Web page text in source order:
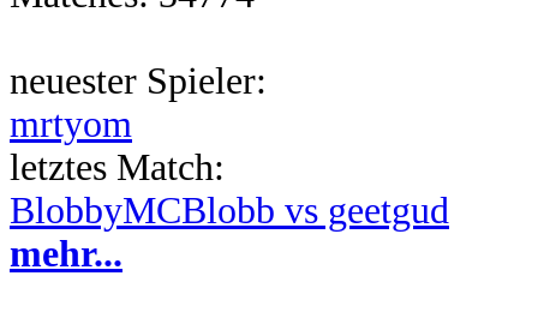
neuester Spieler:
mrtyom
letztes Match:
BlobbyMCBlobb vs geetgud
mehr...